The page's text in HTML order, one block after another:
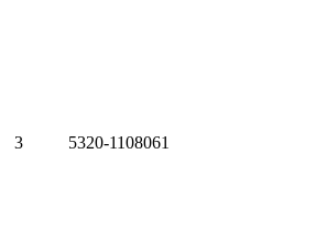
3 5320-1108061